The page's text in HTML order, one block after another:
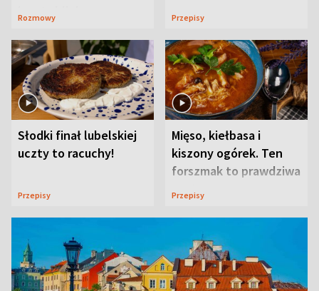
ją w Lublinie
Rozmowy Przepisy
Słodki finał lubelskiej
uczty to racuchy!
Przepisy
Mięso, kiełbasa i
kiszony ogórek. Ten
forszmak to prawdziwa
uczta
Przepisy